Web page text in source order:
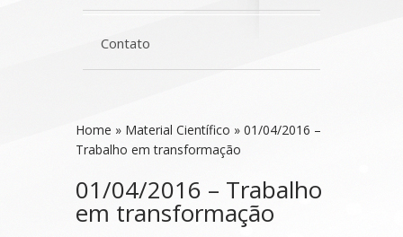
Contato
Home » Material Científico » 01/04/2016 –
Trabalho em transformação
01/04/2016 – Trabalho
em transformação